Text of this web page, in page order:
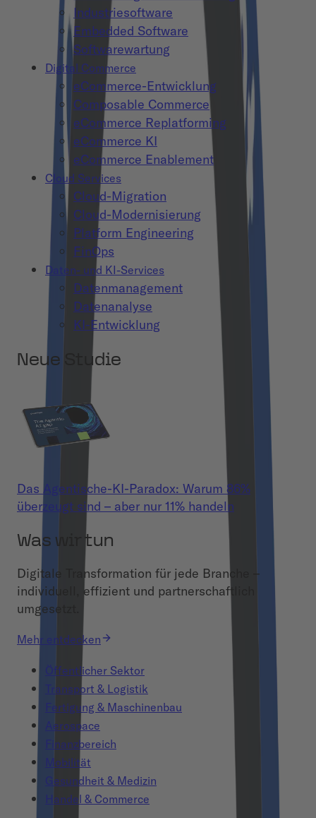
Industriesoftware
Embedded Software
Softwarewartung
Digital Commerce
eCommerce-Entwicklung
Composable Commerce
eCommerce Replatforming
eCommerce KI
eCommerce Enablement
Cloud Services
Cloud-Migration
Cloud-Modernisierung
Platform Engineering
FinOps
Daten- und KI-Services
Datenmanagement
Datenanalyse
KI-Entwicklung
Neue Studie
Das Agentische-KI-Paradox: Warum 86%
überzeugt sind – aber nur 11% handeln
Was wir tun
Digitale Transformation für jede Branche –
individuell, effizient und partnerschaftlich
umgesetzt.
Mehr entdecken
Öffentlicher Sektor
Transport & Logistik
Fertigung & Maschinenbau
Aerospace
Finanzbereich
Mobilität
Gesundheit & Medizin
Handel & Commerce